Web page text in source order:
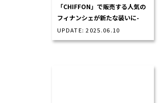
「CHIFFON」で販売する人気の
フィナンシェが新たな装いに-
UPDATE: 2025.06.10